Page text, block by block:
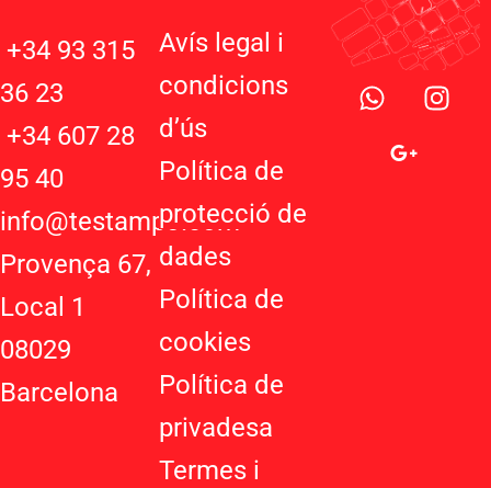
+34 93 315
36 23
+34 607 28
95 40
info@testampo.com
Provença 67,
Local 1
08029
Barcelona
Avís legal i
condicions
d’ús
Política de
protecció de
dades
Política de
cookies
Política de
privadesa
Termes i
W
h
I
n
o
g